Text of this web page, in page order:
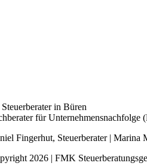
in Büren
für Unternehmensnachfolge
Fingerhut, Steuerberater | Marina
2026 | FMK